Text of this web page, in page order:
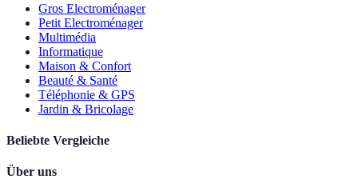
Gros Electroménager
Petit Electroménager
Multimédia
Informatique
Maison & Confort
Beauté & Santé
Téléphonie & GPS
Jardin & Bricolage
Beliebte Vergleiche
Über uns